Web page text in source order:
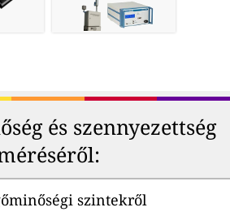
és szennyezettség
szintekről